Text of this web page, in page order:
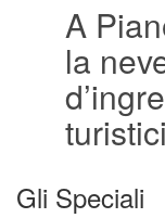
A
la
turistici
Gli Speciali